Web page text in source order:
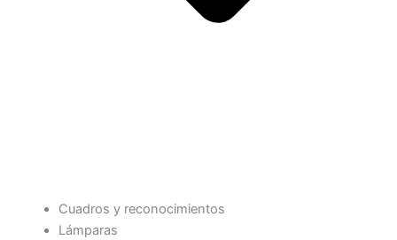
Cuadros y reconocimientos
Lámparas